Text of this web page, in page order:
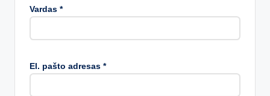
Vardas *
El. pašto adresas *